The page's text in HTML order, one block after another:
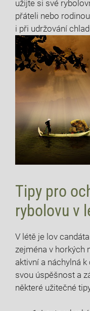
užijte si‌ své​
přáteli nebo
i při udržování
Tipy pro
rybolovu ​v
V létě ⁤je lov⁢
zejména v horkých
aktivní a ⁤náchylná
svou ⁣úspěšnost ⁤a
některé užitečné